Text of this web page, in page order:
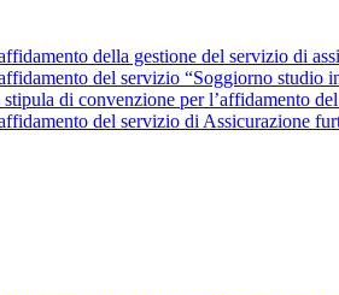
della gestione del servizio di
del servizio “Soggiorno
di convenzione per l’affidamento
del servizio di Assicurazione